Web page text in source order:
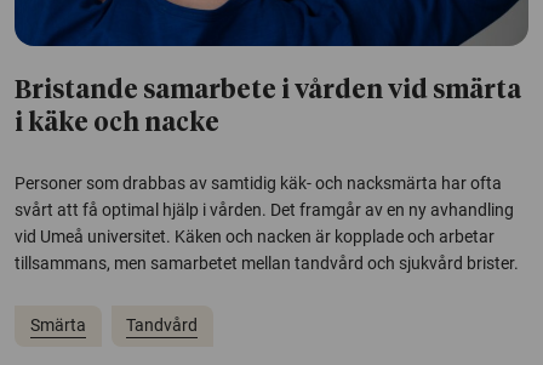
Bristande samarbete i vården vid smärta
i käke och nacke
Personer som drabbas av samtidig käk- och nacksmärta har ofta
svårt att få optimal hjälp i vården. Det framgår av en ny avhandling
vid Umeå universitet. Käken och nacken är kopplade och arbetar
tillsammans, men samarbetet mellan tandvård och sjukvård brister.
Smärta Tandvård